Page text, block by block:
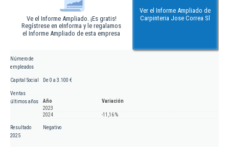
Ve el Informe Ampliado. ¡Es gratis!
Regístrese en eInforma y le regalamos
el Informe Ampliado de esta empresa
Ver el Informe Ampliado de
Carpinteria Jose Correa Sl
Número de
empleados
Capital Social De 0 a 3.100 €
Ventas
últimos años
Año
Variación
2023
2024
-11,16 %
Resultado
2025
Negativo